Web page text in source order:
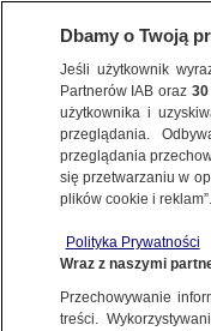
ŚWIAT
29.04.2026, 15:15
Dbamy o Twoją
Jeśli użytkownik
Partnerów IAB oraz30
użytkownika i
przeglądania.
przeglądania
się przetwarzaniu w
plików cookie i reklam”.
Polityka Prywatności
Wraz z naszymi
Przechowywanie
treści.